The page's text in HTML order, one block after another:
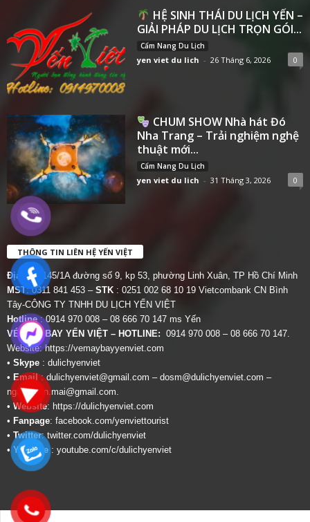
HỆ SINH THÁI DU LỊCH YẾN –
GIẢI PHÁP DU LỊCH TRỌN GÓI...
Cẩm Nang Du Lịch
yen viet du lich - 26 Tháng 6, 2026 0
CHUM SHOW Nhà hát Đó
Nha Trang – Trải nghiệm nghệ
thuật mới...
Cẩm Nang Du Lịch
yen viet du lich - 31 Tháng 3, 2026 0
THÔNG TIN LIÊN HỆ YẾN VIỆT
Địa chỉ:
145/1A đường số 9, kp 53, phường Linh Xuân, TP Hồ Chí Minh
MST: 0311 841 453 – STK : 0251 002 68 10 19 Vietcombank CN Bình
Tây-CÔNG TY TNHH DU LỊCH YẾN VIỆT
Hotline: 0914 970 008 – 08 666 70 147 ms Yến
VÉ MÁY BAY YẾN VIỆT – HOTLINE: 0914 970 008 – 08 666 70 147.
Website:https://vemaybayyenviet.com
• Skype : dulichyenviet
• Email:dulichyenviet@gmail.com – dosm@dulichyenviet.com –
ngan.phan.mai@gmail.com.
• Website: https://dulichyenviet.com
• Fanpage: facebook.com/yenviettourist
• Twitter:twitter.com/dulichyenviet
•Youtube: youtube.com/c/dulichyenviet